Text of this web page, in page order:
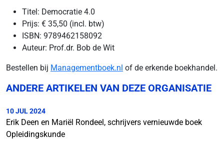
Titel: Democratie 4.0
Prijs: € 35,50 (incl. btw)
ISBN: 9789462158092
Auteur: Prof.dr. Bob de Wit
Bestellen bij Managementboek.nl of de erkende boekhandel.
ANDERE ARTIKELEN VAN DEZE ORGANISATIE
10 JUL 2024
Erik Deen en Mariël Rondeel, schrijvers vernieuwde boek
Opleidingskunde